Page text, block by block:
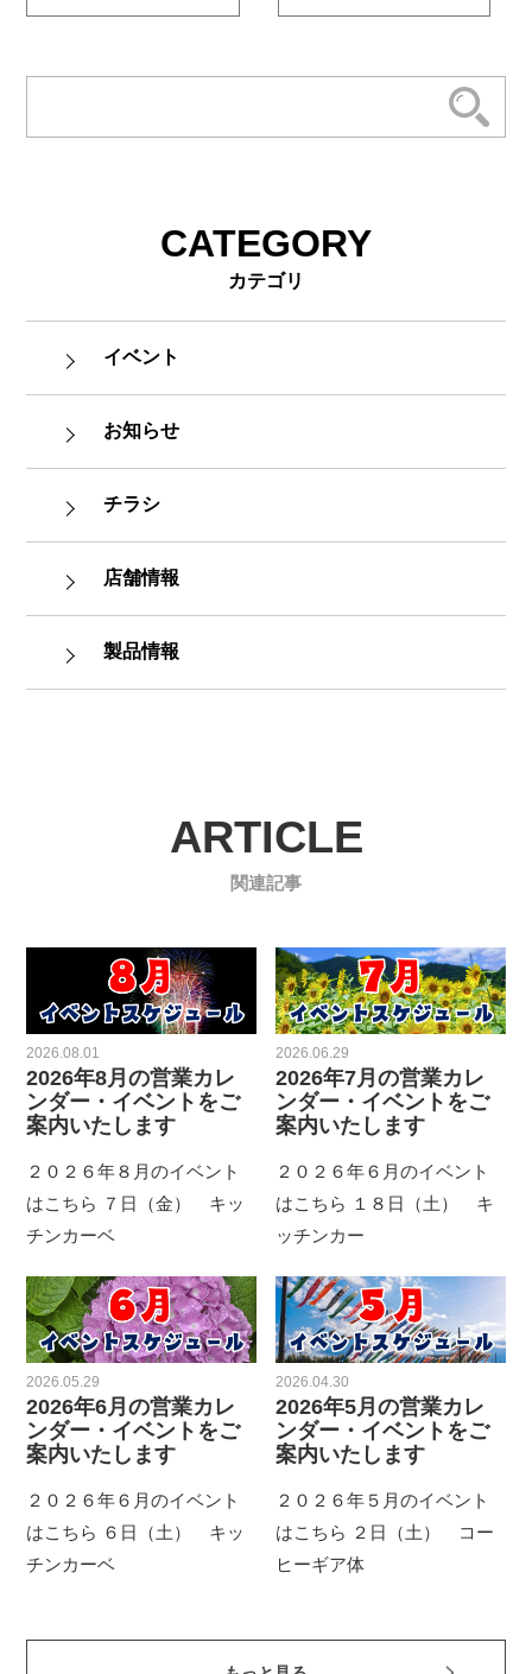
CATEGORY
カテゴリ
イベント
お知らせ
チラシ
店舗情報
製品情報
ARTICLE
関連記事
2026.08.01
2026年8月の営業カレ
ンダー・イベントをご
案内いたします
２０２６年８月のイベント
はこちら ７日（金） キッ
チンカーベ
2026.06.29
2026年7月の営業カレ
ンダー・イベントをご
案内いたします
２０２６年６月のイベント
はこちら １８日（土） キ
ッチンカー
2026.05.29
2026年6月の営業カレ
ンダー・イベントをご
案内いたします
２０２６年６月のイベント
はこちら ６日（土） キッ
チンカーベ
2026.04.30
2026年5月の営業カレ
ンダー・イベントをご
案内いたします
２０２６年５月のイベント
はこちら ２日（土） コー
ヒーギア体